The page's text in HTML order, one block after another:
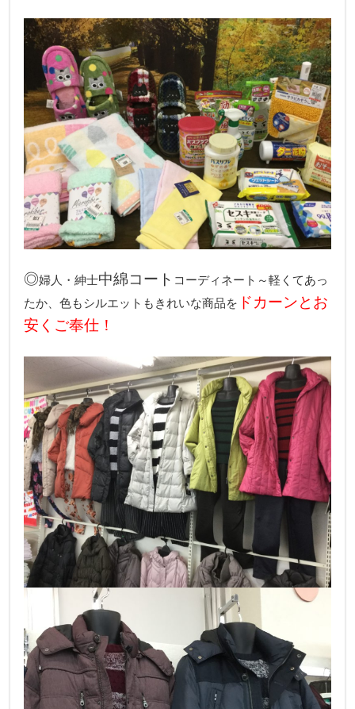
◎婦人・紳士中綿コート コーディネート～軽くてあっ
たか、色もシルエットもきれいな商品を ドカーンとお
安くご奉仕！